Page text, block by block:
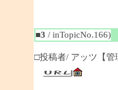
■3 / inTopicNo.166)
□投稿者/ アッツ【管